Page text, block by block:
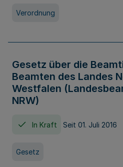
Verordnung
Gesetz über die
Beamten des Landes
Westfalen
NRW)
In Kraft Seit 01. Juli 2016
Gesetz